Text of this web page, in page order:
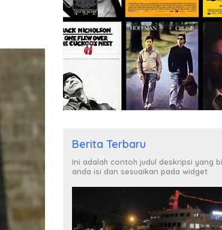
Berita Terbaru
Ini adalah contoh judul deskripsi yang
anda isi dan sesuaikan pada widget